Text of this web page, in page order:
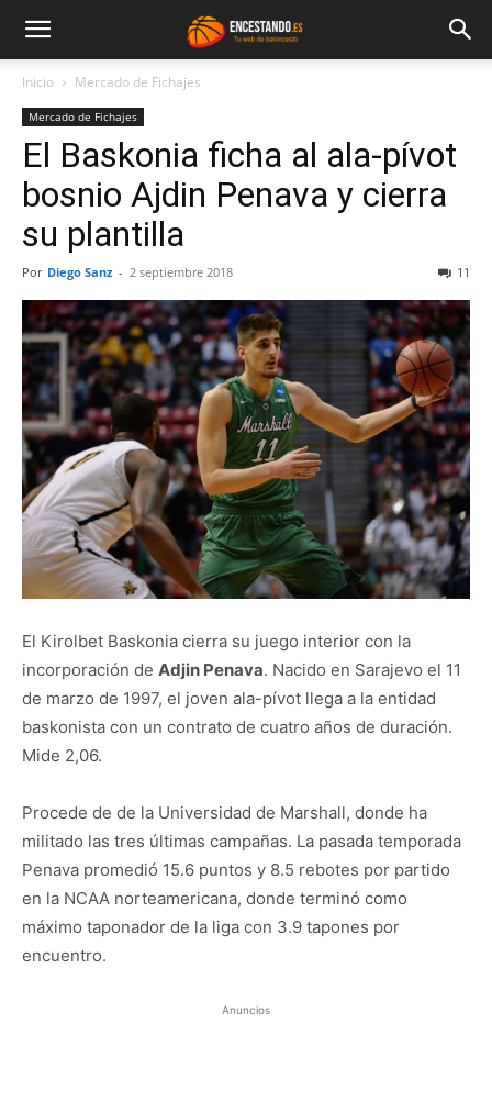
Inicio Mercado de Fichajes
Mercado de Fichajes
El Baskonia ficha al ala-pívot
bosnio Ajdin Penava y cierra
su plantilla
Por Diego Sanz - 2 septiembre 2018 11
El Kirolbet Baskonia cierra su juego interior con la
incorporación de Adjin Penava. Nacido en Sarajevo el 11
de marzo de 1997, el joven ala-pívot llega a la entidad
baskonista con un contrato de cuatro años de duración.
Mide 2,06.
Procede de de la Universidad de Marshall, donde ha
militado las tres últimas campañas. La pasada temporada
Penava promedió 15.6 puntos y 8.5 rebotes por partido
en la NCAA norteamericana, donde terminó como
máximo taponador de la liga con 3.9 tapones por
encuentro.
Anuncios